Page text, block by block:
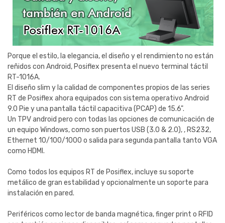
Porque el estilo, la elegancia, el diseño y el rendimiento no están
reñidos con Android, Posiflex presenta el nuevo terminal táctil
RT-1016A.
El diseño slim y la calidad de componentes propios de las series
RT de Posiflex ahora equipados con sistema operativo Android
9.0 Pie y una pantalla táctil capacitiva (PCAP) de 15.6".
Un TPV android pero con todas las opciones de comunicación de
un equipo Windows, como son puertos USB (3.0 & 2.0), , RS232,
Ethernet 10/100/1000 o salida para segunda pantalla tanto VGA
como HDMI.
Como todos los equipos RT de Posiflex, incluye su soporte
metálico de gran estabilidad y opcionalmente un soporte para
instalación en pared.
Periféricos como lector de banda magnética, finger print o RFID